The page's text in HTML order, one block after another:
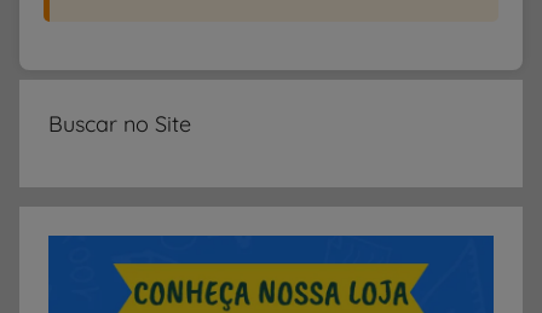
Buscar no Site